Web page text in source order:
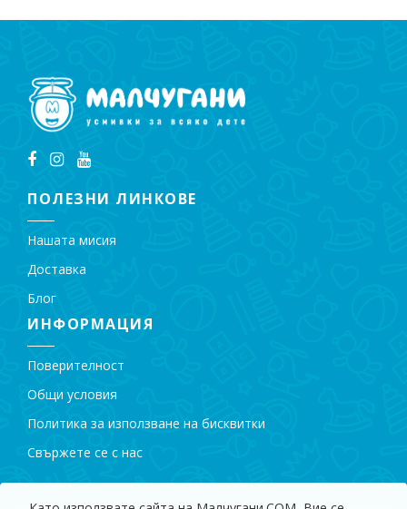
ПОЛЕЗНИ ЛИНКОВЕ
Нашата мисия
Доставка
Блог
ИНФОРМАЦИЯ
Поверителност
Общи условия
Политика за използване на бисквитки
Свържете се с нас